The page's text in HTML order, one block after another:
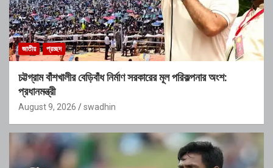
জাতীয় প্রচ্ছদ
চট্টগ্রাম বাঁশখালীর বেড়িবাঁধ নির্মাণ সরকারের মূল পরিকল্পনার অংশ:
প্রধানমন্ত্রী
August 9, 2026 swadhin